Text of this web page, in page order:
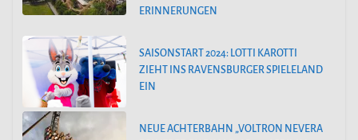
ERINNERUNGEN
SAISONSTART 2024: LOTTI KAROTTI
ZIEHT INS RAVENSBURGER SPIELELAND
EIN
NEUE ACHTERBAHN „VOLTRON NEVERA